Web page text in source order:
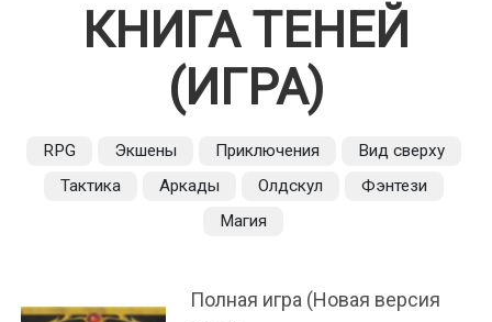
КНИГА ТЕНЕЙ
(ИГРА)
RPG Экшены Приключения
Вид сверху
Тактика
Аркады Олдскул
Фэнтези
Магия
Полная игра (Новая версия